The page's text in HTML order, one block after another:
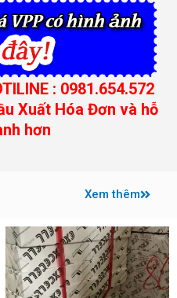
: 0981.654.572
Xuất Hóa Đơn và hỗ
hơn
Xem thêm